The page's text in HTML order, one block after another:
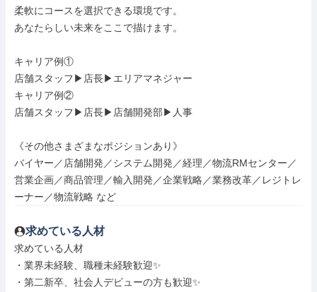
柔軟にコースを選択できる環境です。
あなたらしい未来をここで描けます。
キャリア例①
店舗スタッフ▶︎店長▶︎エリアマネジャー
キャリア例②
店舗スタッフ▶︎店長▶︎店舗開発部▶︎人事
《その他さまざまなポジションあり》
バイヤー／店舗開発／システム開発／経理／物流RMセンター／
営業企画／商品管理／輸入開発／企業戦略／業務改革／レジトレ
ーナー／物流戦略 など
求めている人材
求めている人材
・業界未経験、職種未経験歓迎✨
・第二新卒、社会人デビューの方も歓迎✨